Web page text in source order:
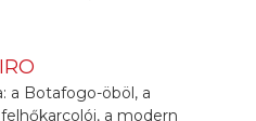
a Botafogo-öböl, a
a modern